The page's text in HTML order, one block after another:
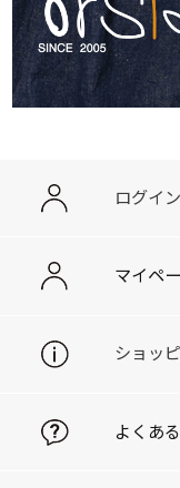
ログイ
マイペ
ショッ
よくあ